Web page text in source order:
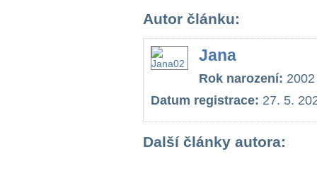
Autor článku:
Jana
Rok narození: 2002
Datum registrace: 27. 5.
Další články autora: